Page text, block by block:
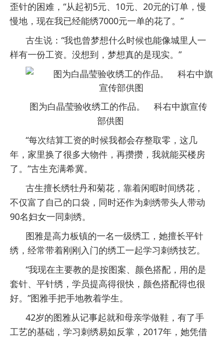
歪针的困难，“从起初5元、10元、20元的订单，慢
慢地，现在我已经能绣7000元一单的花了。”
古生说：“我也曾梦想什么时候也能像城里人一
样有一份工资。没想到，梦想真的是现实。”
图为白晶莹验收绣工的作品。 科右中旗宣传
部供图
“每次结算工资的时候我都会存整取零，这几
年，家里换了很多大物件，再攒攒，我就能买楼房
了。”古生充满希冀。
古生擅长绣牡丹和菊花，靠着闲暇时间绣花，
不仅富了自己的口袋，同时还作为刺绣带头人带动
90名妇女一同刺绣。
图雅是高力板镇的一名一级绣工，她擅长平针
绣，经常带着刚刚入门的绣工一起学习刺绣技艺。
“我现在主要教的是按图案、颜色搭配，用的是
套针、平针绣，学员提高得很快，颜色搭配得也很
好。”图雅手把手地教着学生。
42岁的图雅从记事起就和母亲学做鞋，有了手
工艺的基础，学习刺绣易如反掌，2017年，她凭借